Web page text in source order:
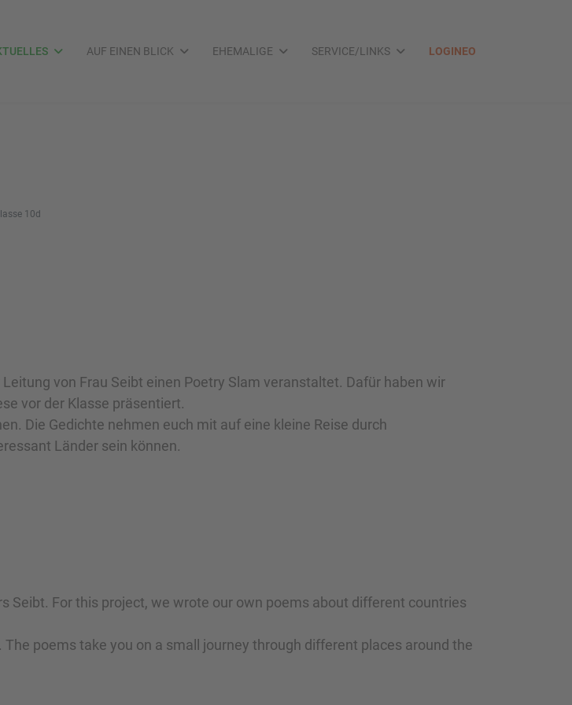
AUF EINEN BLICK EHEMALIGE SERVICE/LINKS LOGINEO
10d
von Frau Seibt einen Poetry Slam veranstaltet. Dafür haben wir
vor der Klasse präsentiert.
Die Gedichte nehmen euch mit auf eine kleine Reise durch
Länder sein können.
Seibt. For this project, we wrote our own poems about different countries
poems take you on a small journey through different places around the